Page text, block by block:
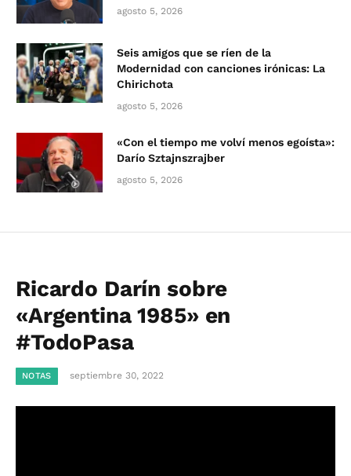
agosto 5, 2026
Seis amigos que se ríen de la
Modernidad con canciones irónicas: La
Chirichota
agosto 5, 2026
«Con el tiempo me volví menos egoísta»:
Darío Sztajnszrajber
agosto 5, 2026
Ricardo Darín sobre
«Argentina 1985» en
#TodoPasa
NOTAS septiembre 30, 2022